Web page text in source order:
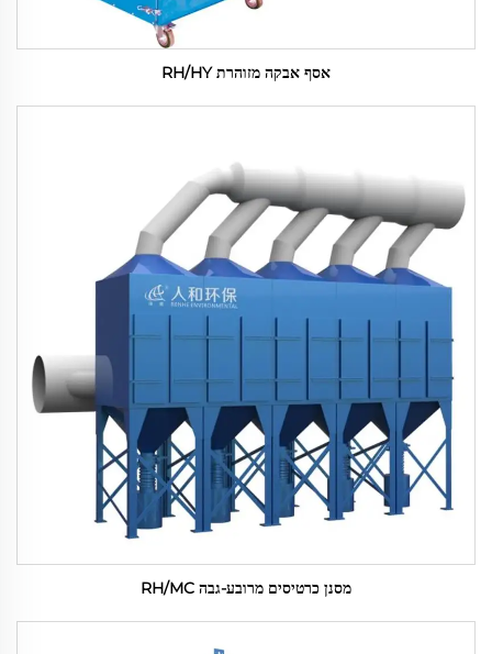
אסף אבקה מזוהרת RH/HY
מסנן כרטיסים מרובע-גבה RH/MC